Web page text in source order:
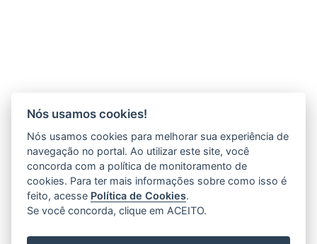
Nós usamos cookies!
Nós usamos cookies para melhorar sua experiência de
navegação no portal. Ao utilizar este site, você
concorda com a política de monitoramento de
cookies. Para ter mais informações sobre como isso é
feito, acesse Política de Cookies.
Se você concorda, clique em ACEITO.